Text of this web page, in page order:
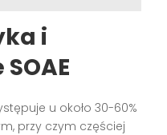
i
u około 30-60%
przy czym częściej